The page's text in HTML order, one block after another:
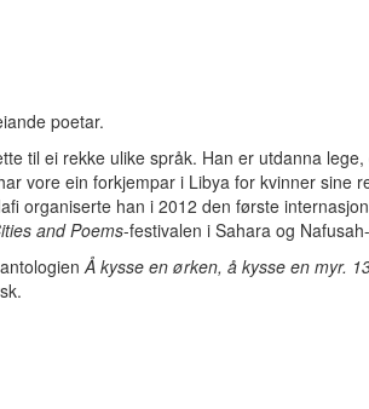
poetar.
til ei rekke ulike språk. Han er utdanna
vore ein forkjempar i Libya for kvinner sine
organiserte han i 2012 den første
and Poems-festivalen i Sahara og
Å kysse en ørken, å kysse en myr.